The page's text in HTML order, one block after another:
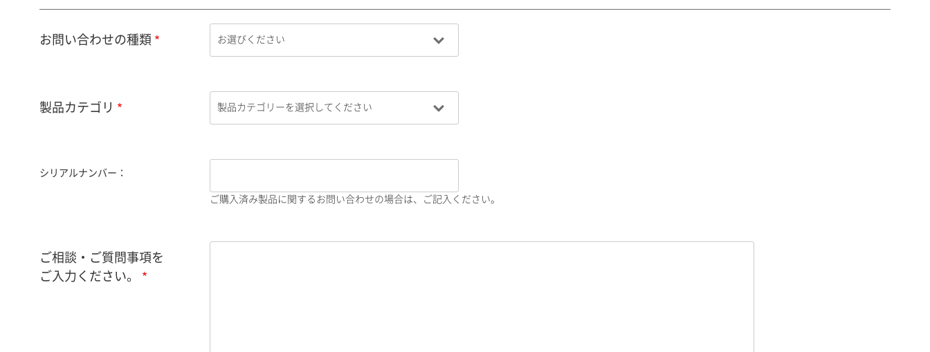
お問い合わせの種類
製品カテゴリ
シリアルナンバー：
ご購入済み製品に関するお問い合わせの場合は、ご記入ください。
ご相談・ご質問事項を
ご入力ください。